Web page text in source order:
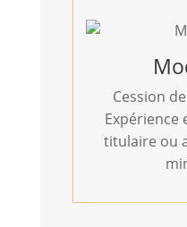
Cession
Expérience
titulaire ou